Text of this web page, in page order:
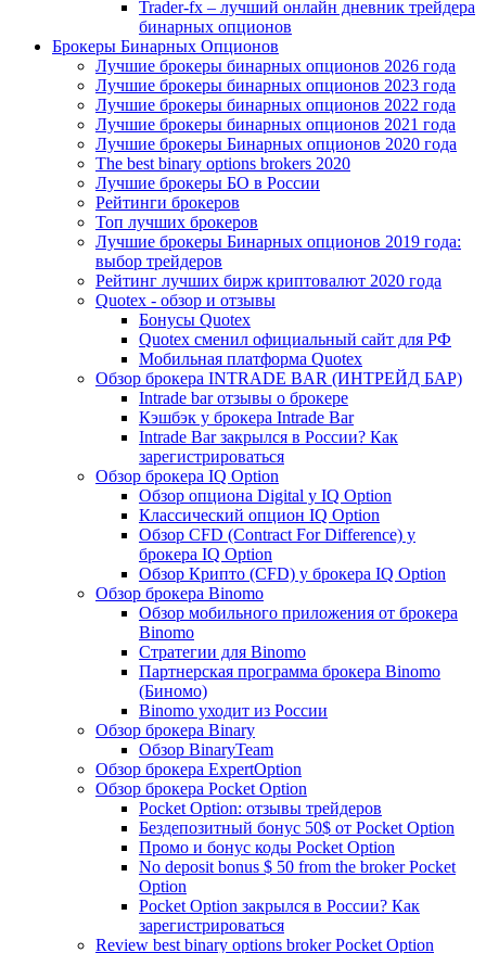
Trader-fx – лучший онлайн дневник трейдера
бинарных опционов
Брокеры Бинарных Опционов
Лучшие брокеры бинарных опционов 2026 года
Лучшие брокеры бинарных опционов 2023 года
Лучшие брокеры бинарных опционов 2022 года
Лучшие брокеры бинарных опционов 2021 года
Лучшие брокеры Бинарных опционов 2020 года
The best binary options brokers 2020
Лучшие брокеры БО в России
Рейтинги брокеров
Топ лучших брокеров
Лучшие брокеры Бинарных опционов 2019 года:
выбор трейдеров
Рейтинг лучших бирж криптовалют 2020 года
Quotex - обзор и отзывы
Бонусы Quotex
Quotex сменил официальный сайт для РФ
Мобильная платформа Quotex
Обзор брокера INTRADE BAR (ИНТРЕЙД БАР)
Intrade bar отзывы о брокере
Кэшбэк у брокера Intrade Bar
Intrade Bar закрылся в России? Как
зарегистрироваться
Обзор брокера IQ Option
Обзор опциона Digital у IQ Option
Классический опцион IQ Option
Обзор CFD (Contract For Difference) у
брокера IQ Option
Обзор Крипто (CFD) у брокера IQ Option
Обзор брокера Binomo
Обзор мобильного приложения от брокера
Binomo
Стратегии для Binomo
Партнерская программа брокера Binomo
(Биномо)
Binomo уходит из России
Обзор брокера Binary
Обзор BinaryTeam
Обзор брокера ExpertOption
Обзор брокера Pocket Option
Pocket Option: отзывы трейдеров
Бездепозитный бонус 50$ от Pocket Option
Промо и бонус коды Pocket Option
No deposit bonus $ 50 from the broker Pocket
Option
Pocket Option закрылся в России? Как
зарегистрироваться
Review best binary options broker Pocket Option